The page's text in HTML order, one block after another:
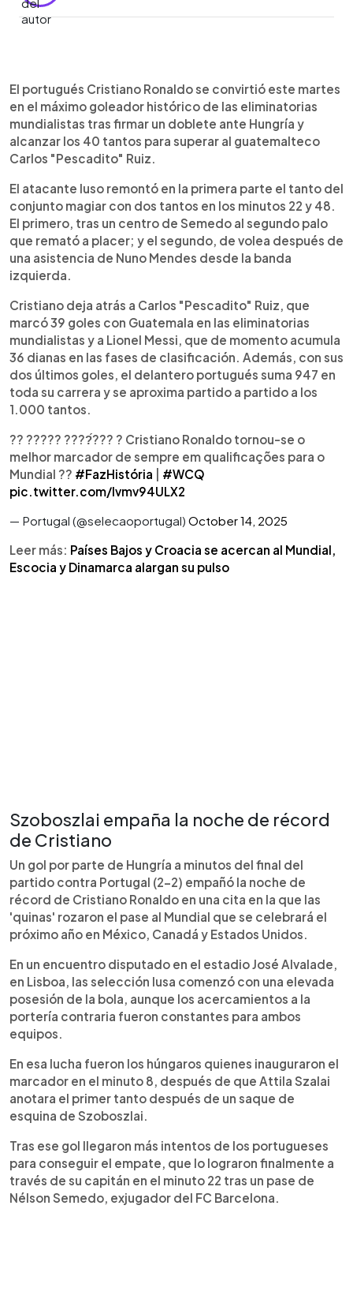
Escuchar artículo
Cristiano Ronaldo se convirtió en el máximo
goleador histórico de las eliminatorias
mundialistas al marcar un doblete en el empate 2-
2 entre Portugal y Hungría en Lisboa. Con estos
dos tantos, el capitán luso alcanzó 40 goles en
Carlos “Pescadito” Ruiz (39) y a Lionel Messi (36).
Ronaldo remontó el marcador con goles al 22’ y
48’, pero Hungría empató en el descuento con un
tanto de Szoboszlai que empañó su noche
récord. Con 947 goles en toda su carrera, el astro
portugués sigue acercándose a la marca de los
El portugués Cristiano Ronaldo se convirtió este martes
en el máximo goleador histórico de las eliminatorias
mundialistas tras firmar un doblete ante Hungría y
alcanzar los 40 tantos para superar al guatemalteco
Carlos "Pescadito" Ruiz.
El atacante luso remontó en la primera parte el tanto del
conjunto magiar con dos tantos en los minutos 22 y 48.
El primero, tras un centro de Semedo al segundo palo
que remató a placer; y el segundo, de volea después de
una asistencia de Nuno Mendes desde la banda
izquierda.
Cristiano deja atrás a Carlos "Pescadito" Ruiz, que
marcó 39 goles con Guatemala en las eliminatorias
mundialistas y a Lionel Messi, que de momento acumula
36 dianas en las fases de clasificación. Además, con sus
dos últimos goles, el delantero portugués suma 947 en
toda su carrera y se aproxima partido a partido a los
1.000 tantos.
?? ????? ????́??? ? Cristiano Ronaldo tornou-se o
melhor marcador de sempre em qualificações para o
Mundial ?? #FazHistória
#WCQ
pic.twitter.com/Ivmv94ULX2
— Portugal (@selecaoportugal) October 14, 2025
Leer más: Países Bajos y Croacia se acercan al Mundial,
Escocia y Dinamarca alargan su pulso
Szoboszlai empaña la noche de récord
de Cristiano
Un gol por parte de Hungría a minutos del final del
partido contra Portugal (2-2) empañó la noche de
récord de Cristiano Ronaldo en una cita en la que las
'quinas' rozaron el pase al Mundial que se celebrará el
próximo año en México, Canadá y Estados Unidos.
En un encuentro disputado en el estadio José Alvalade,
en Lisboa, las selección lusa comenzó con una elevada
posesión de la bola, aunque los acercamientos a la
portería contraria fueron constantes para ambos
equipos.
En esa lucha fueron los húngaros quienes inauguraron el
marcador en el minuto 8, después de que Attila Szalai
anotara el primer tanto después de un saque de
esquina de Szoboszlai.
Tras ese gol llegaron más intentos de los portugueses
para conseguir el empate, que lo lograron finalmente a
través de su capitán en el minuto 22 tras un pase de
Nélson Semedo, exjugador del FC Barcelona.